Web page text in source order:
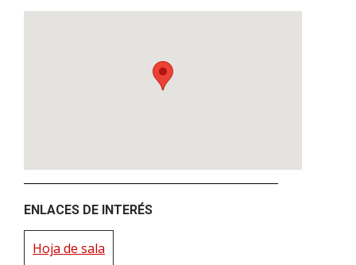
ENLACES DE INTERÉS
Hoja de sala